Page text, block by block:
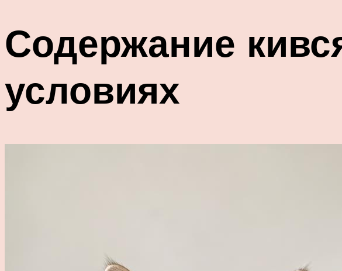
Содержание
условиях